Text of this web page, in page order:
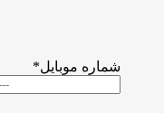
شماره موبایل*